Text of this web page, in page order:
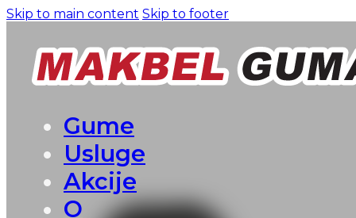
Skip to main content Skip to footer
Gume
Usluge
Akcije
O